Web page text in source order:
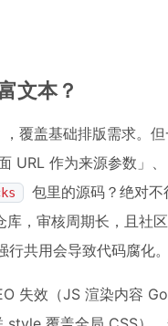
文本？
覆盖基础排版需求。
URL 作为来源参数」
包里的源码？绝对
，审核周期长，且社
共用会导致代码腐化。
失效（JS 渲染内容